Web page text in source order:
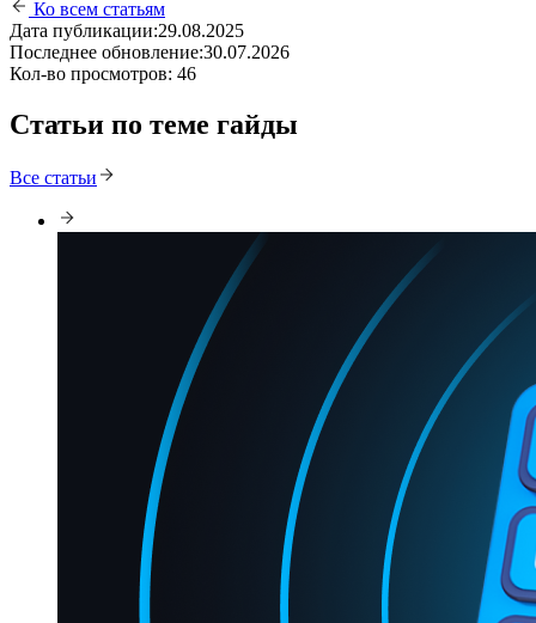
Ко всем статьям
Дата публикации:29.08.2025
Последнее обновление:30.07.2026
Кол-во просмотров: 46
Статьи по теме гайды
Все статьи